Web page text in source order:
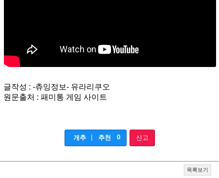
글작성 : -츄잉정보- 유라리쿠오
원문출처 : 패미통 게임 사이트
개추 추천 0 신고
목록보기